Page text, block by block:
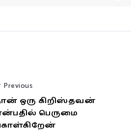
Previous
ஒரு கிறிஸ்தவன்
பெருமை